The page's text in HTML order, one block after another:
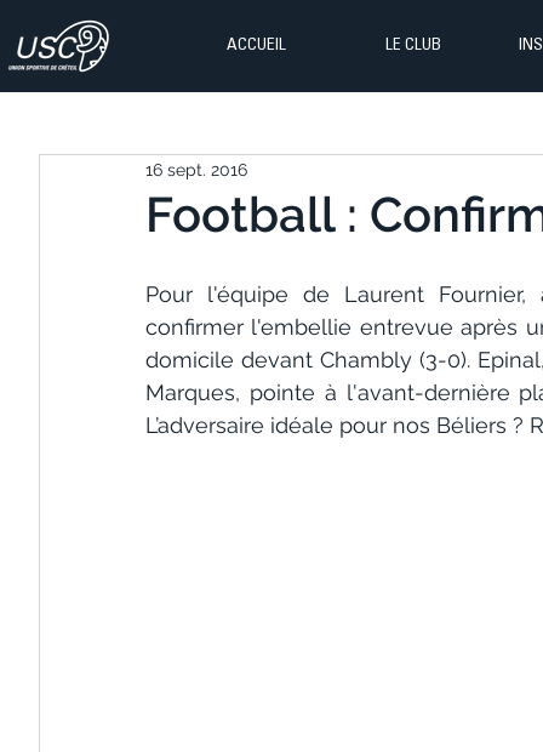
ACCUEIL LE CLUB
Football :
16 sept. 2016
Pour l'équipe de Laurent
confirmer l'embellie entrevue après
domicile devant Chambly (3-0).
Marques, pointe à l'avant-dernière
L’adversaire idéale pour nos Béliers